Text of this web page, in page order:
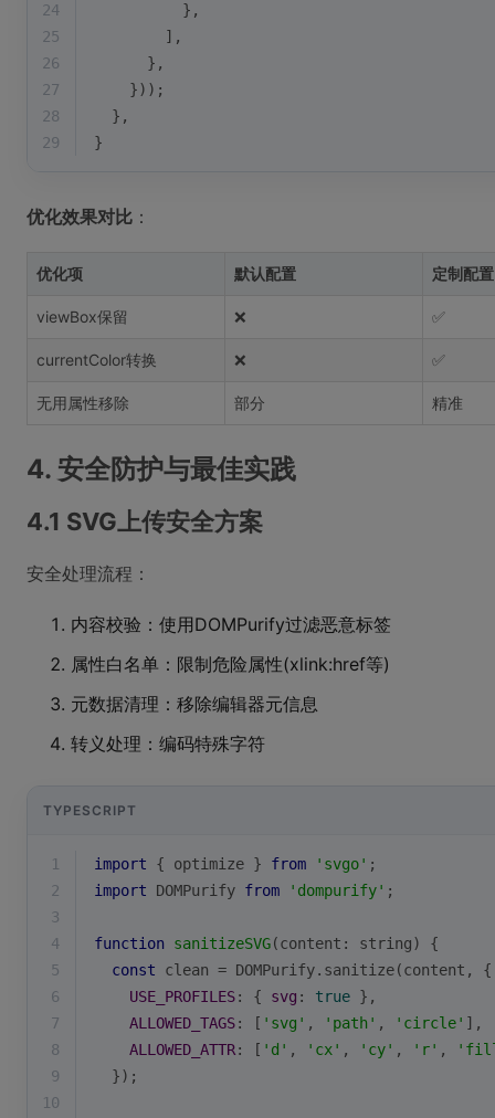
24
          },
25
        ],
26
      },
27
    }));
28
  },
29
}
优化效果对比 ：
优化项 默认配置 定制配置
viewBox保留 ❌ ✅
currentColor转换 ❌ ✅
无用属性移除 部分 精准
4. 安全防护与最佳实践
4.1 SVG上传安全方案
安全处理流程：
内容校验：使用DOMPurify过滤恶意标签
属性白名单：限制危险属性(xlink:href等)
元数据清理：移除编辑器元信息
转义处理：编码特殊字符
TYPESCRIPT
1 import { optimize } from 'svgo' ;
2
import DOMPurify from 'dompurify' ;
3
4
function sanitizeSVG(content: string) {
5
const clean = DOMPurify.sanitize(content, {
6
USE_PROFILES: { svg : true },
7
ALLOWED_TAGS: [ 'svg' , 'path' , 'circle' ],
8
ALLOWED_ATTR: [ 'd' , 'cx' , 'cy' , 'r' ,
9
  });
10